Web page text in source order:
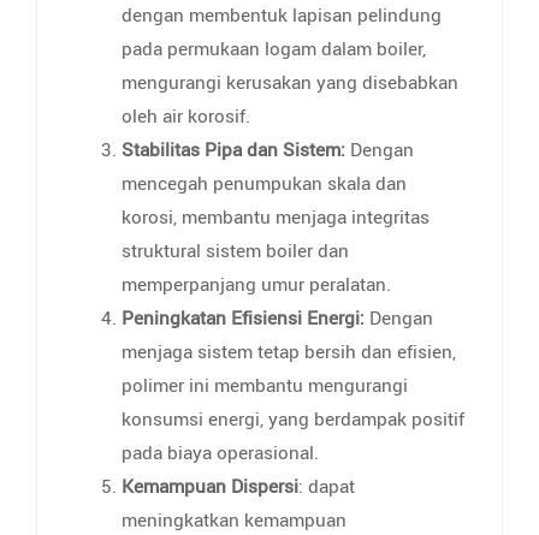
dengan membentuk lapisan pelindung
pada permukaan logam dalam boiler,
mengurangi kerusakan yang disebabkan
oleh air korosif.
Stabilitas Pipa dan Sistem: Dengan
mencegah penumpukan skala dan
korosi, membantu menjaga integritas
struktural sistem boiler dan
memperpanjang umur peralatan.
Peningkatan Efisiensi Energi: Dengan
menjaga sistem tetap bersih dan efisien,
polimer ini membantu mengurangi
konsumsi energi, yang berdampak positif
pada biaya operasional.
Kemampuan Dispersi: dapat
meningkatkan kemampuan